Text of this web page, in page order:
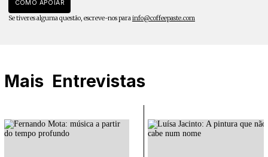
COMO APOIAR
Se tiveres alguma questão, escreve-nos parainfo@coffeepaste.com
Mais Entrevistas